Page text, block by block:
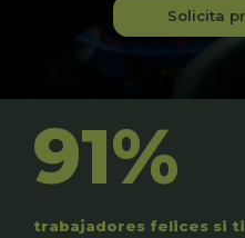
Solicita
91%
trabajadores felices si